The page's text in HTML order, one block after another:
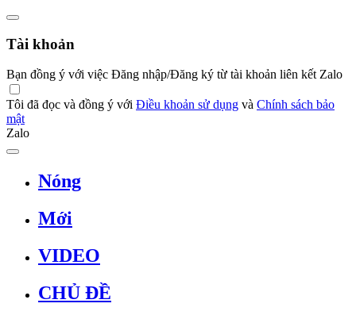
Tài khoản
Bạn đồng ý với việc Đăng nhập/Đăng ký từ tài khoản liên kết Zalo
Tôi đã đọc và đồng ý với Điều khoản sử dụng và Chính sách bảo
mật
Zalo
Nóng
Mới
VIDEO
CHỦ ĐỀ